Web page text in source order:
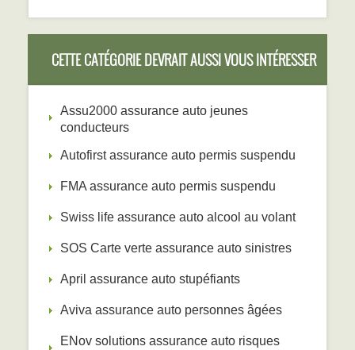
CETTE CATÉGORIE DEVRAIT AUSSI VOUS INTÉRESSER
Assu2000 assurance auto jeunes
conducteurs
Autofirst assurance auto permis suspendu
FMA assurance auto permis suspendu
Swiss life assurance auto alcool au volant
SOS Carte verte assurance auto sinistres
April assurance auto stupéfiants
Aviva assurance auto personnes âgées
ENov solutions assurance auto risques